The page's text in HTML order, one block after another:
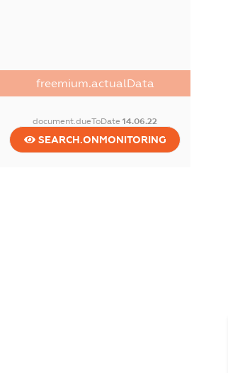
freemium.actualData
document.dueToDate14.06.22
SEARCH.ONMONITORING